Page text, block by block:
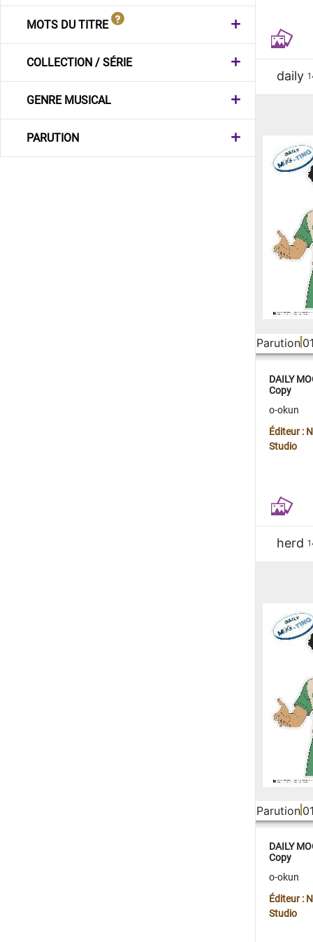
MOTS DU TITRE
COLLECTION / SÉRIE
GENRE MUSICAL
PARUTION
daily
Parution
DAILY
Copy
o-okun
Éditeur :
Studio
herd
Parution
DAILY
Copy
o-okun
Éditeur :
Studio